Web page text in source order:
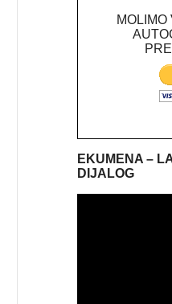
EKUMENA –
DIJALOG